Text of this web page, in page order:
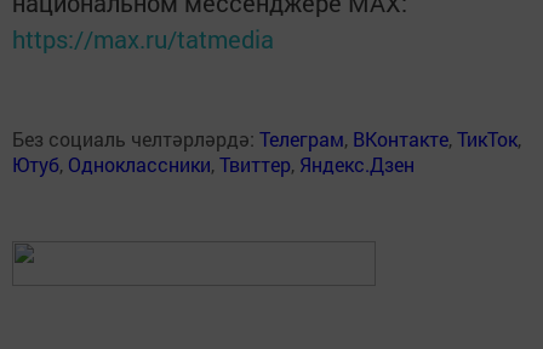
https://max.ru/tatmedia
Без социаль челтәрләрдә: Телеграм, ВКонтакте,ТикТок,
Ютуб, Одноклассники,Твиттер, Яндекс.Дзен